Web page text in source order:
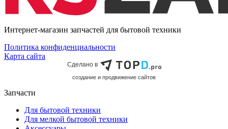
Интернет-магазин запчастей для бытовой техники
Политика конфиденциальности
Карта сайта
Сделано в
cоздание и продвижение сайтов
Запчасти
Для бытовой техники
Для мелкой бытовой техники